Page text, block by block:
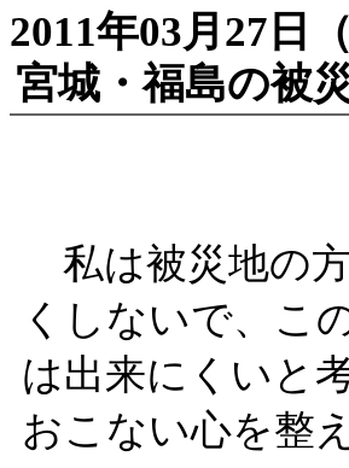
2011年03月27日
宮城・福島の被
私は被災地の
くしないで、こ
は出来にくいと
おこない心を整